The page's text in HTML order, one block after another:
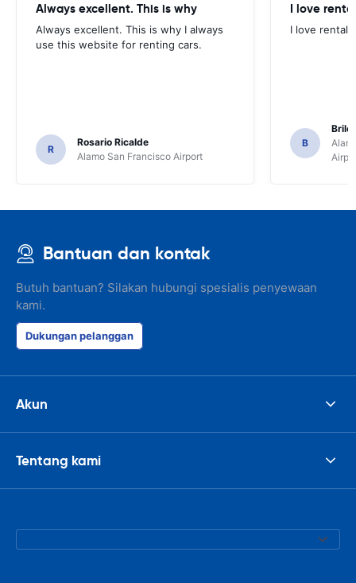
Always excellent. This is why
Always excellent. This is why I always
use this website for renting cars.
R
Rosario Ricalde
Alamo San Francisco Airport
I love
I love rental
B
Bantuan dan kontak
Butuh bantuan? Silakan hubungi spesialis penyewaan
kami.
Dukungan pelanggan
Akun
Tentang kami